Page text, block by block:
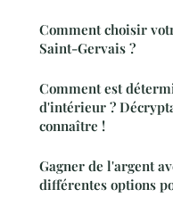
Comment choisir
Saint-Gervais ?
Comment est
d'intérieur ?
connaître !
Gagner de l'argent
différentes options